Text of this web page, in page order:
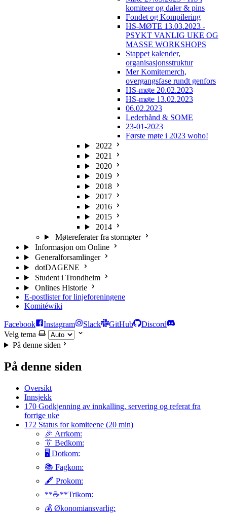
komiteer og daler & pins
Fondet og Kompilering
HS-MØTE 13.03.2023 -
PSYKT VANLIG UKE OG
MASSE WORKSHOPS
Stappet kalender,
organisasjonsstruktur
Mer Komitemerch,
overgangsfase rundt genfors
HS-møte 20.02.2023
HS-møte 13.02.2023
06.02.2023
Lederbånd & SOME
23-01-2023
Første møte i 2023 woho!
2022
2021
2020
2019
2018
2017
2016
2015
2014
Møtereferater fra stormøter
Informasjon om Online
Generalforsamlinger
dotDAGENE
Student i Trondheim
Onlines Historie
E-postlister for linjeforeningene
Komitéwiki
Facebook Instagram Slack GitHub
Discord
Velg tema
På denne siden
På denne siden
Oversikt
Innsjekk
170 Godkjenning av innkalling, servering og referat fra
forrige uke
172 Status for komiteene (20 min)
🎉 Arrkom:
👔 Bedkom:
🖥️ Dotkom:
📚 Fagkom:
🖋️ Prokom:
**☕**Trikom:
💰 Økonomiansvarlig: